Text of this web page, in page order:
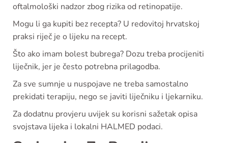
oftalmološki nadzor zbog rizika od retinopatije.
Mogu li ga kupiti bez recepta? U redovitoj hrvatskoj
praksi riječ je o lijeku na recept.
Što ako imam bolest bubrega? Dozu treba procijeniti
liječnik, jer je često potrebna prilagodba.
Za sve sumnje u nuspojave ne treba samostalno
prekidati terapiju, nego se javiti liječniku i ljekarniku.
Za dodatnu provjeru uvijek su korisni sažetak opisa
svojstava lijeka i lokalni HALMED podaci.